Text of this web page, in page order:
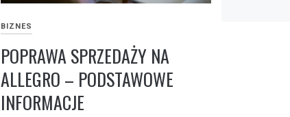
BIZNES
POPRAWA SPRZEDAŻY NA
ALLEGRO – PODSTAWOWE
INFORMACJE